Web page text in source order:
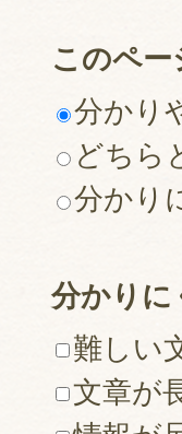
このペ
分かり
どちら
分かり
分かりに
難しい
文章が